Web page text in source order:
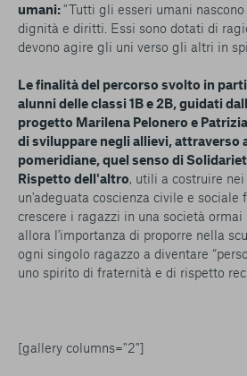
umani:"Tutti gli esseri umani
dignità e diritti. Essi sono dotati di
devono agire gli uni verso gli altri in
Le finalità del percorso svolto in
alunni delle classi 1B e 2B, guidati
progetto Marilena Pelonero e
di sviluppare negli allievi,
pomeridiane, quel senso di
Rispetto dell'altro, utili a costruire
un'adeguata coscienza civile e sociale
crescere i ragazzi in una società
allora l'importanza di proporre nella
ogni singolo ragazzo a diventare
uno spirito di fraternità e di rispetto
[gallery columns="2"]